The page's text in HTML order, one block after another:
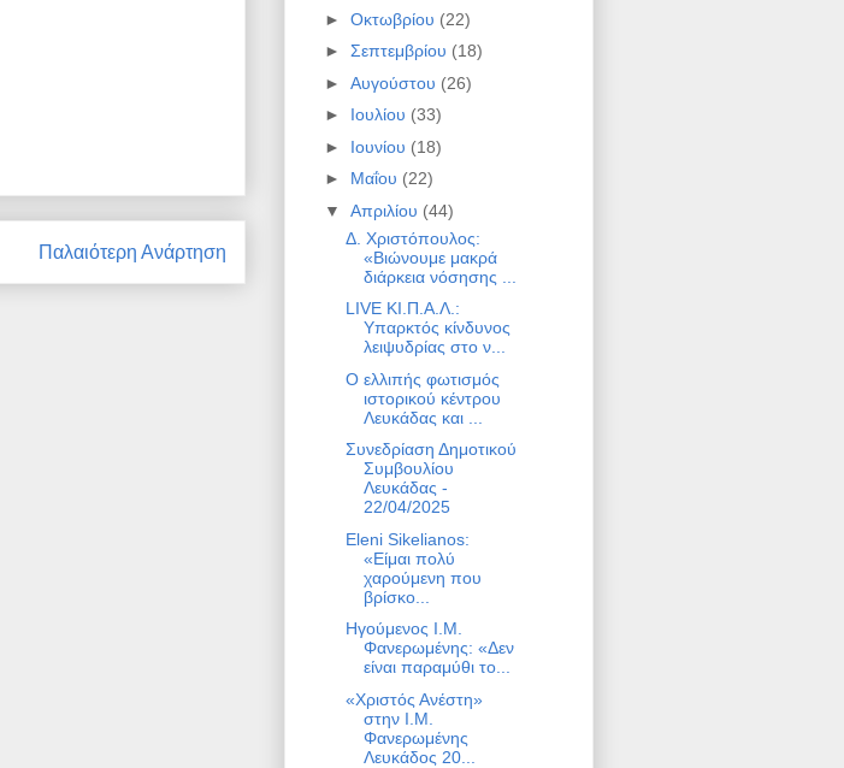
Παλαιότερη Ανάρτηση
► Οκτωβρίου (22)
► Σεπτεμβρίου (18)
► Αυγούστου (26)
► Ιουλίου (33)
► Ιουνίου (18)
► Μαΐου (22)
▼ Απριλίου (44)
Δ. Χριστόπουλος:
«Βιώνουμε μακρά
διάρκεια νόσησης ...
LIVE ΚΙ.Π.Α.Λ.:
Υπαρκτός κίνδυνος
λειψυδρίας στο ν...
Ο ελλιπής φωτισμός
ιστορικού κέντρου
Λευκάδας και ...
Συνεδρίαση Δημοτικού
Συμβουλίου
Λευκάδας -
22/04/2025
Eleni Sikelianos:
«Είμαι πολύ
χαρούμενη που
βρίσκο...
Ηγούμενος Ι.Μ.
Φανερωμένης: «Δεν
είναι παραμύθι το...
«Χριστός Ανέστη»
στην Ι.Μ.
Φανερωμένης
Λευκάδος 20...